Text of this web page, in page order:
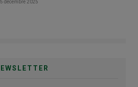
décembre 2025